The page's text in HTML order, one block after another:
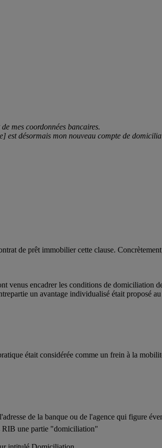
mes coordonnées bancaires.
est désormais mon nouveau compte de
de prêt immobilier cette clause.
venus encadrer les conditions de domiciliation
un avantage individualisé était proposé
était considérée comme un frein à la
de la banque ou de l'agence qui figure
RIB une partie "domiciliation"